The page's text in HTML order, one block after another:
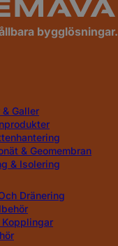
bygglösningar.
Galler
& Geomembran
& Isolering
Dränering
Kopplingar